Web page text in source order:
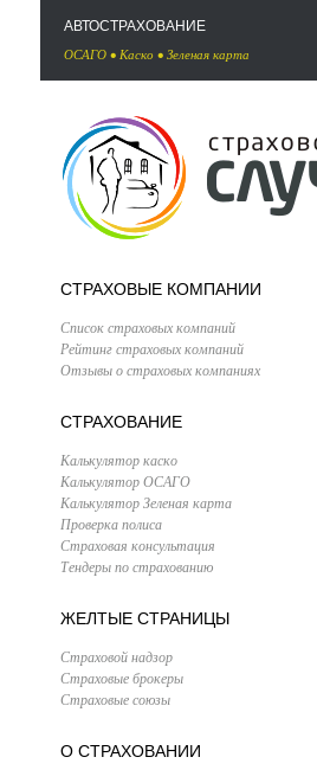
АВТОСТРАХОВАНИЕ
ОСАГО • Каско • Зеленая карта
СТРАХОВЫЕ КОМПАНИИ
Список страховых компаний
Рейтинг страховых компаний
Отзывы о страховых компаниях
СТРАХОВАНИЕ
Калькулятор каско
Калькулятор ОСАГО
Калькулятор Зеленая карта
Проверка полиса
Страховая консультация
Тендеры по страхованию
ЖЕЛТЫЕ СТРАНИЦЫ
Страховой надзор
Страховые брокеры
Страховые союзы
О СТРАХОВАНИИ